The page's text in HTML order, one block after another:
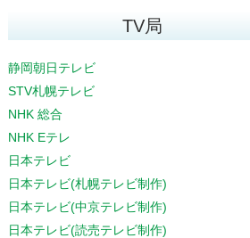
TV局
静岡朝日テレビ
STV札幌テレビ
NHK 総合
NHK Eテレ
日本テレビ
日本テレビ(札幌テレビ制作)
日本テレビ(中京テレビ制作)
日本テレビ(読売テレビ制作)